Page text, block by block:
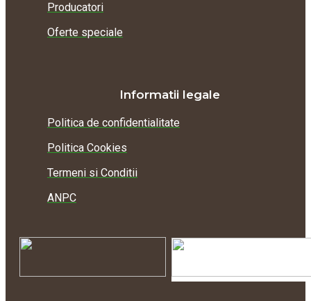
Producatori
Oferte speciale
Informatii legale
Politica de confidentialitate
Politica Cookies
Termeni si Conditii
ANPC